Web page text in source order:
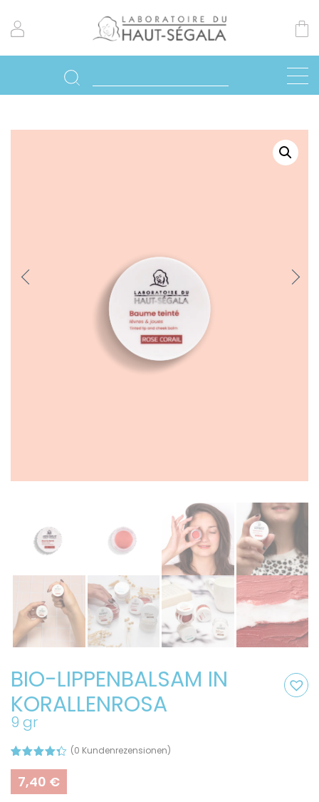
Previo
Next
BIO-LIPPENBALSAM IN
KORALLENROSA
9 gr
mit
4.33
von 5,
basieren
(0 Kundenrezensionen)
7,40 €